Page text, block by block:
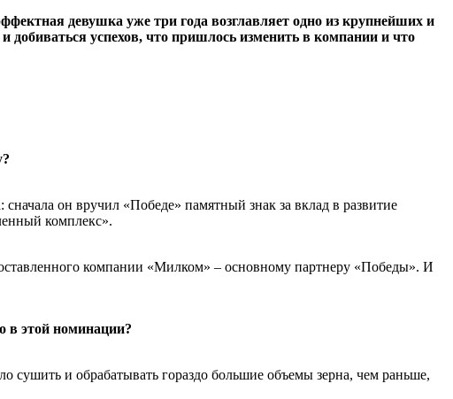
девушка уже три года возглавляет одно из крупнейших и
успехов, что пришлось изменить в компании и что
он вручил «Победе» памятный знак за вклад в развитие
комплекс».
компании «Милком» – основному партнеру «Победы». И
в этой номинации?
и обрабатывать гораздо большие объемы зерна, чем раньше,